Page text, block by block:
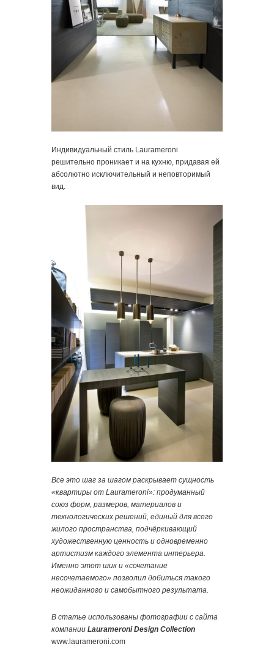
Индивидуальный стиль Laurameroni
решительно проникает и на кухню, придавая ей
абсолютно исключительный и неповторимый
вид.
Все это шаг за шагом раскрывает сущность
«квартиры от Laurameroni»: продуманный
союз форм, размеров, материалов и
технологических решений, единый для всего
жилого пространства, подчёркивающий
художественную ценность и одновременно
артистизм каждого элемента интерьера.
Именно этот шик и «сочетание
несочетаемого» позволил добиться такого
неожиданного и самобытного результата.
В статье использованы фотографии с сайта
компании Laurameroni Design Collection
www.laurameroni.com